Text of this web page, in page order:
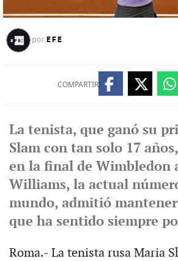
por EFE
COMPARTIR
La tenista, que ganó su
Slam con tan solo 17
en la final de Wimbledon
Williams, la actual
mundo, admitió
que ha sentido siempre
Roma.- La tenista rusa Maria